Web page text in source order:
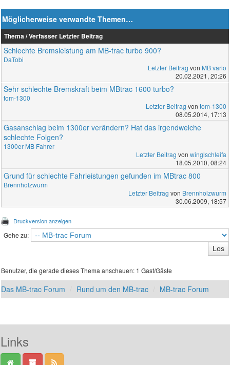
Möglicherweise verwandte Themen…
Thema / Verfasser Letzter Beitrag
Schlechte Bremsleistung am MB-trac turbo 900?
DaTobi
Letzter Beitrag von MB vario
20.02.2021, 20:26
Sehr schlechte Bremskraft beim MBtrac 1600 turbo?
tom-1300
Letzter Beitrag von tom-1300
08.05.2014, 17:13
Gasanschlag beim 1300er verändern? Hat das irgendwelche
schlechte Folgen?
1300er MB Fahrer
Letzter Beitrag von winglschleifa
18.05.2010, 08:24
Grund für schlechte Fahrleistungen gefunden im MBtrac 800
Brennholzwurm
Letzter Beitrag von Brennholzwurm
30.06.2009, 18:57
Druckversion anzeigen
Gehe zu:
Benutzer, die gerade dieses Thema anschauen: 1 Gast/Gäste
Das MB-trac Forum Rund um den MB-trac MB-trac Forum
Links